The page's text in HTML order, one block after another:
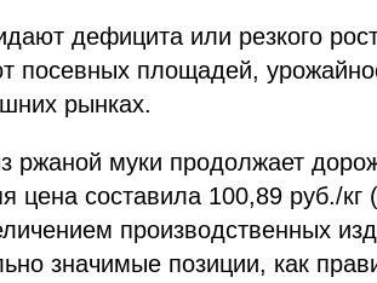
дефицита или резкого
посевных площадей,
рынках.
ржаной муки продолжает
цена составила 100,89 руб./кг
производственных
значимые позиции, как